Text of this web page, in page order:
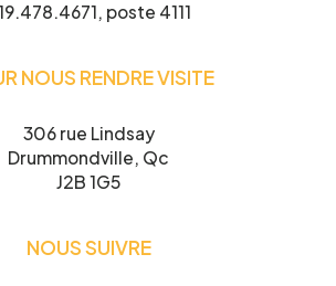
poste 4111
NOUS RENDRE VISITE
306 rue Lindsay
Drummondville, Qc
J2B 1G5
NOUS SUIVRE